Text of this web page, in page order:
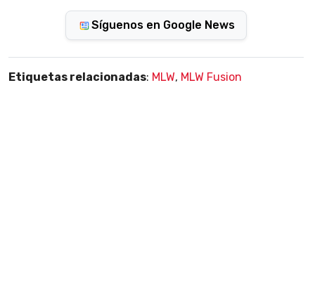
Síguenos en Google News
Etiquetas relacionadas: MLW, MLW Fusion